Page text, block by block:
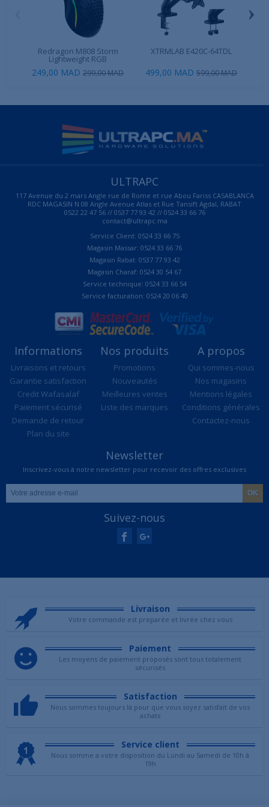
Redragon M808 Storm
Lightweight RGB
249,00 MAD 299,00 MAD
XTRMLAB E420C-64TDL
499,00 MAD 599,00 MAD
›
ULTRAPC
117 Avenue du 2 mars Angle rue de Rome et rue Abou Fariss CASABLANCA
RDC MAGASIN N 08 Angle Avenue Atlas et Rue Tansift Agdal, RABAT
0522 22 47 56 // 0537 77 93 42 // 0524 33 66 76
contact@ultrapc.ma
Service Client: 0524 33 66 75
Magasin Massar: 0524 33 66 76
Magasin Rabat: 0537 77 93 42
Magasin Charaf: 0524 30 54 67
Service technique: 0524 33 66 54
Service facturation: 0524 20 06 40
Informations
Livraisons et retours
Garantie satisfaction
Credit Wafasalaf
Paiement sécurisé
Demande de retour
Plan du site
Nos produits
Promotions
Nouveautés
Meilleures ventes
Liste des marques
A propos
Qui sommes-nous
Nos magasins
Mentions légales
Conditions générales
Contactez-nous
Newsletter
Inscrivez-vous à notre newsletter pour recevoir des offres exclusives
Suivez-nous
Livraison
Votre commande est preparée et livrée chez vous
Paiement
Les moyens de paiement proposés sont tous totalement
sécurisés
Satisfaction
Nous sommes toujours là pour que vous soyez satisfait de vos
achats
Service client
Nous somme a votre disposition du Lundi au Samedi de 10h à
19h